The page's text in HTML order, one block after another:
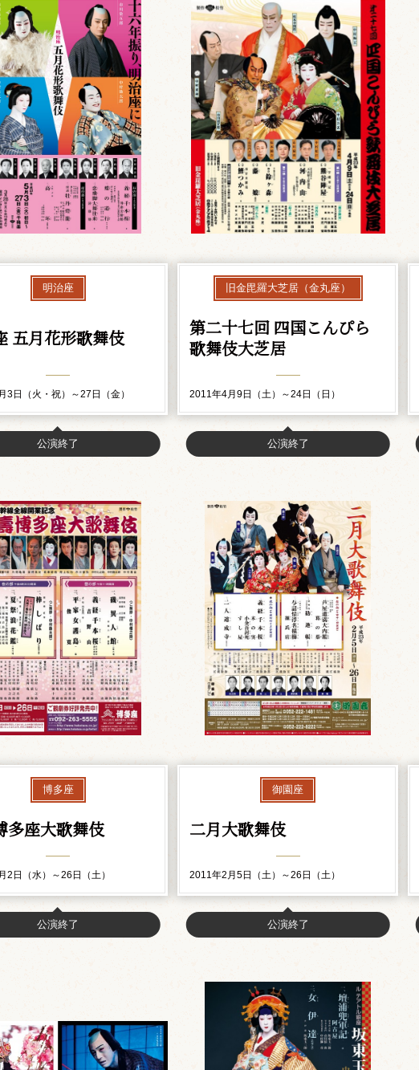
明治座
五月花形歌舞伎
3日（火・祝）～27日（金）
公演終了
旧金毘羅大芝居（金丸座）
第二十七回 四国こんぴら
歌舞伎大芝居
2011年4月9日（土）～24日（日）
公演終了
博多座
多座大歌舞伎
2日（水）～26日（土）
公演終了
御園座
二月大歌舞伎
2011年2月5日（土）～26日（土）
公演終了